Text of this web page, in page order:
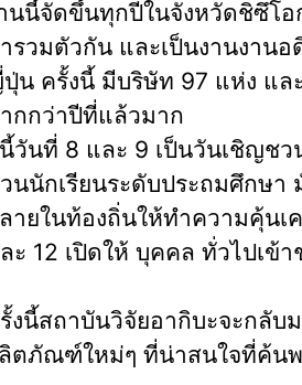
นนี้จัดขึ้นทุกปีในจังหวัดชิซึโ
รวมตัวกัน และเป็นงานงาน
น ครั้งนี้ มีบริษัท 97 แห่ง แล
กกว่าปีที่แล้วมาก
วันที่ 8 และ 9 เป็นวันเชิญชว
นนักเรียนระดับประถมศึกษ
ายในท้องถิ่นให้ทำความคุ้น
ะ 12 เปิดให้ บุคคล ทั่วไปเข้า
งนี้สถาบันวิจัยอากิบะจะกลั
ตภัณฑ์ใหม่ๆ ที่น่าสนใจที่ค้น